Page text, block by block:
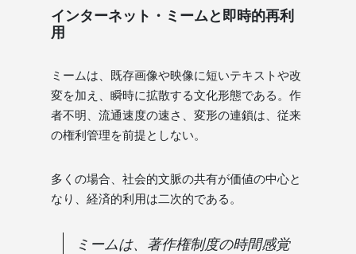
インターネット・ミームと即時的再利
用
ミームは、既存画像や映像に短いテキストや改
変を加え、瞬時に拡散する文化形態である。作
者不明、流通速度の速さ、変形の連鎖は、従来
の権利管理を前提としない。
多くの場合、社会的文脈の共有が価値の中心と
なり、経済的利用は二次的である。
ミームは、著作権制度の時間感覚